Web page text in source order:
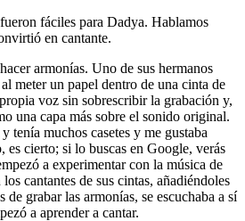
fáciles para Dadya. Hablamos
en cantante.
armonías. Uno de sus hermanos
meter un papel dentro de una cinta de
voz sin sobrescribir la grabación y,
una capa más sobre el sonido original.
tenía muchos casetes y me gustaba
es cierto; si lo buscas en Google, verás
a experimentar con la música de
cantantes de sus cintas, añadiéndoles
de grabar las armonías, se escuchaba a sí
a aprender a cantar.